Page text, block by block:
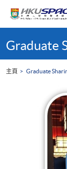
content
startGraduate
主頁 Graduate